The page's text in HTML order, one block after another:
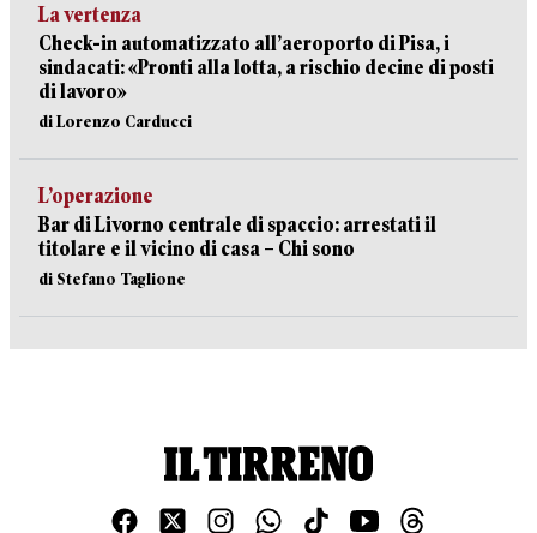
La vertenza
Check-in automatizzato all’aeroporto di Pisa, i
sindacati: «Pronti alla lotta, a rischio decine di posti
di lavoro»
di Lorenzo Carducci
L’operazione
Bar di Livorno centrale di spaccio: arrestati il
titolare e il vicino di casa – Chi sono
di Stefano Taglione